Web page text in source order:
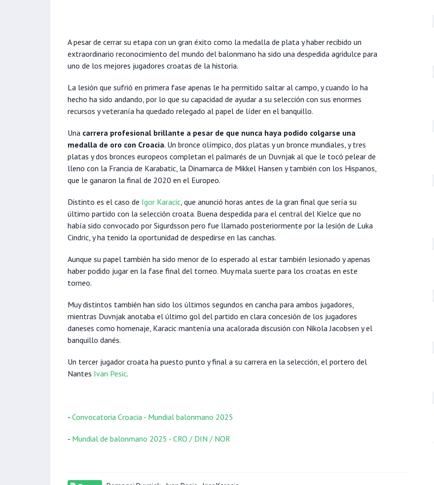
A pesar de cerrar su etapa con un gran éxito como la medalla de plata y haber recibido un
extraordinario reconocimiento del mundo del balonmano ha sido una despedida agridulce para
uno de los mejores jugadores croatas de la historia.
La lesión que sufrió en primera fase apenas le ha permitido saltar al campo, y cuando lo ha
hecho ha sido andando, por lo que su capacidad de ayudar a su selección con sus enormes
recursos y veteranía ha quedado relegado al papel de líder en el banquillo.
Una carrera profesional brillante a pesar de que nunca haya podido colgarse una
medalla de oro con Croacia. Un bronce olímpico, dos platas y un bronce mundiales, y tres
platas y dos bronces europeos completan el palmarés de un Duvnjak al que le tocó pelear de
lleno con la Francia de Karabatic, la Dinamarca de Mikkel Hansen y también con los Hispanos,
que le ganaron la final de 2020 en el Europeo.
Distinto es el caso de Igor Karacic, que anunció horas antes de la gran final que sería su
último partido con la selección croata. Buena despedida para el central del Kielce que no
había sido convocado por Sigurdsson pero fue llamado posteriormente por la lesión de Luka
Cindric, y ha tenido la oportunidad de despedirse en las canchas.
Aunque su papel también ha sido menor de lo esperado al estar también lesionado y apenas
haber podido jugar en la fase final del torneo. Muy mala suerte para los croatas en este
torneo.
Muy distintos también han sido los últimos segundos en cancha para ambos jugadores,
mientras Duvnjak anotaba el último gol del partido en clara concesión de los jugadores
daneses como homenaje, Karacic mantenía una acalorada discusión con Nikola Jacobsen y el
banquillo danés.
Un tercer jugador croata ha puesto punto y final a su carrera en la selección, el portero del
Nantes Ivan Pesic.
- Convocatoria Croacia - Mundial balonmano 2025
- Mundial de balonmano 2025 - CRO / DIN / NOR